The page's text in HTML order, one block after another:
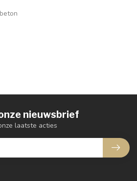
nieuwsbrief
laatste acties